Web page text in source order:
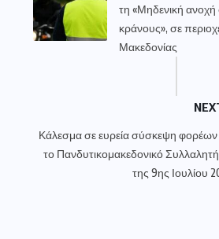
τη «Μηδενική
κράνους», σε
Μακεδονίας
Κάλεσμα σε ευρεία σύσκεψη φορέων
το Πανδυτικομακεδονικό
της 9ης Ιουλίου